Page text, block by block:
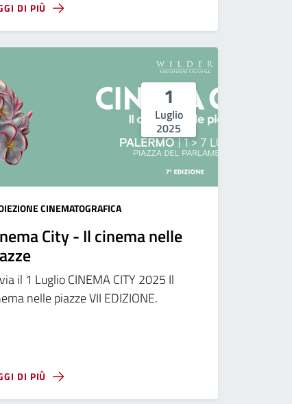
DI PIÙ
1
Luglio
2025
CINEMATOGRAFICA
City - Il cinema nelle
il 1 Luglio CINEMA CITY 2025 Il
nelle piazze VII EDIZIONE.
DI PIÙ